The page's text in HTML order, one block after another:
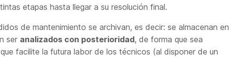
etapas hasta llegar a su resolución final.
de mantenimiento se archivan, es decir: se almacenan en
ser analizados con posterioridad, de forma que sea
facilite la futura labor de los técnicos (al disponer de un